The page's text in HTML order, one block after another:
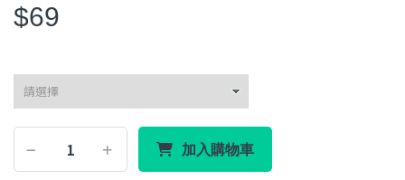
$69
加入購物車